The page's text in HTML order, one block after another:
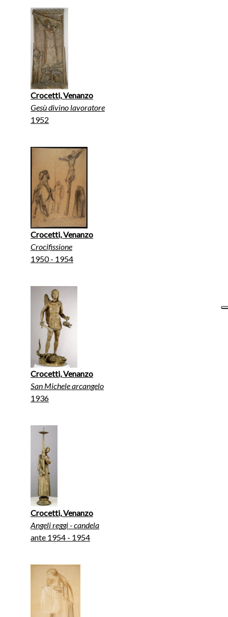
Crocetti, Venanzo
Gesù divino lavoratore
1952
Crocetti, Venanzo
Crocifissione
1950 - 1954
Crocetti, Venanzo
San Michele arcangelo
1936
Crocetti, Venanzo
Angeli reggi - candela
ante 1954 - 1954